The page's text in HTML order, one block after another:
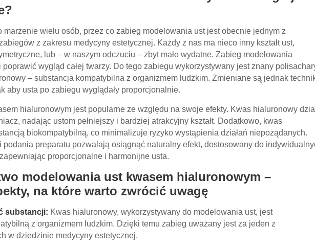
marzenie wielu osób, przez co zabieg modelowania ust jest obecnie jednym z
z zakresu medycyny estetycznej. Każdy z nas ma nieco inny kształt ust,
lub – w naszym odczuciu – zbyt mało wydatne. Zabieg modelowania
wygląd całej twarzy. Do tego zabiegu wykorzystywany jest znany
– substancja kompatybilna z organizmem ludzkim. Zmieniane są jednak
aby usta po zabiegu wyglądały proporcjonalnie.
hialuronowym jest popularne ze względu na swoje efekty. Kwas hialuronowy
nadając ustom pełniejszy i bardziej atrakcyjny kształt. Dodatkowo, kwas
biokompatybilną, co minimalizuje ryzyko wystąpienia działań niepożądanych.
podania preparatu pozwalają osiągnąć naturalny efekt, dostosowany do
proporcjonalne i harmonijne usta.
modelowania ust kwasem hialuronowym –
na które warto zwrócić uwagę
substancji: Kwas hialuronowy, wykorzystywany do modelowania ust, jest
z organizmem ludzkim. Dzięki temu zabieg uważany jest za jeden z
w dziedzinie medycyny estetycznej.